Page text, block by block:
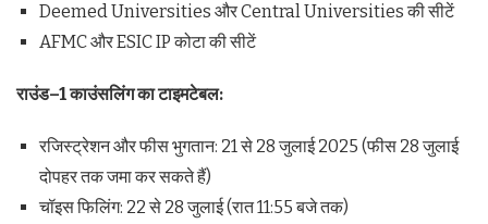
Deemed Universities और Central Universities की सीटें
AFMC और ESIC IP कोटा की सीटें
राउंड–1काउंसलिंगकाटाइमटेबल:
रजिस्ट्रेशन और फीस भुगतान: 21 से 28 जुलाई 2025 (फीस 28 जुलाई
दोपहर तक जमा कर सकते हैं)
चॉइस फिलिंग: 22 से 28 जुलाई (रात 11:55 बजे तक)